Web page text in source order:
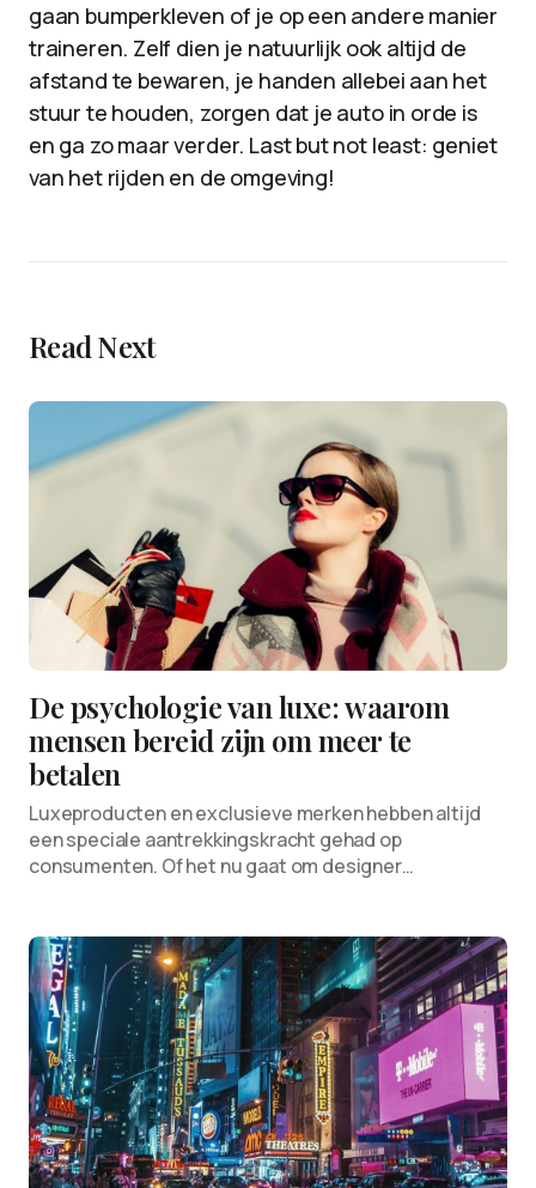
gaan bumperkleven of je op een andere manier
traineren. Zelf dien je natuurlijk ook altijd de
afstand te bewaren, je handen allebei aan het
stuur te houden, zorgen dat je auto in orde is
en ga zo maar verder. Last but not least: geniet
van het rijden en de omgeving!
Read Next
De psychologie van luxe: waarom
mensen bereid zijn om meer te
betalen
Luxeproducten en exclusieve merken hebben altijd
een speciale aantrekkingskracht gehad op
consumenten. Of het nu gaat om designer…